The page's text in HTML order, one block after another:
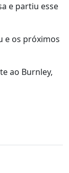
e partiu esse
e os próximos
ao Burnley,